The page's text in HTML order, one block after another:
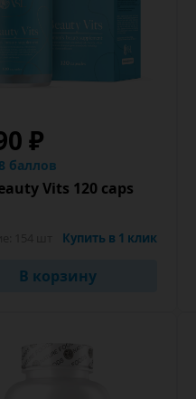
₽
баллов
Vits 120 caps
Купить в 1 клик
В корзину